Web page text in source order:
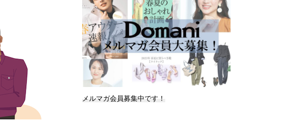
メルマガ会員募集中です！